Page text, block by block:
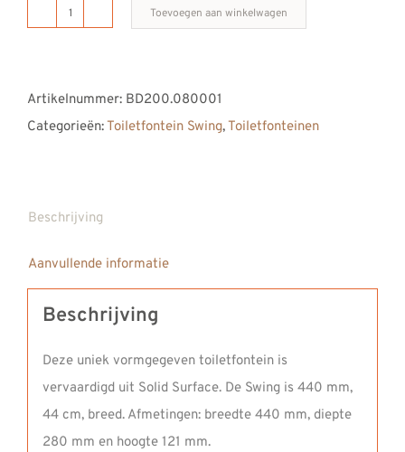
B
Swing
440
Toevoegen aan winkelwagen
Artikelnummer: BD200.080001
Categorieën:Toiletfontein Swing,Toiletfonteinen
Beschrijving
Aanvullende informatie
Beschrijving
Deze uniek vormgegeven toiletfontein is
vervaardigd uit Solid Surface. De Swing is 440 mm,
44 cm, breed. Afmetingen: breedte 440 mm, diepte
280 mm en hoogte 121 mm.